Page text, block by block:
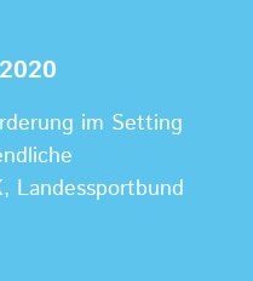
im Setting
Landessportbund